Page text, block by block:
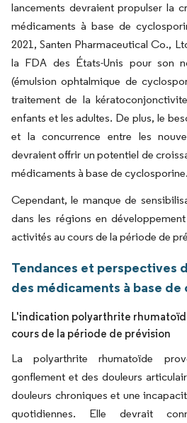
lancements devraient propulser la
médicaments à base de
2021, Santen Pharmaceutical Co.,
la FDA des États-Unis pour son
(émulsion ophtalmique de
traitement de la
enfants et les adultes. De plus, le
et la concurrence entre les
devraient offrir un potentiel de
médicaments à base de cyclosporine.
Cependant, le manque de
dans les régions en
activités au cours de la période de
Tendances et perspectives
des médicaments à base de
L'indication polyarthrite
cours de la période de prévision
La polyarthrite rhumatoïde
gonflement et des douleurs
douleurs chroniques et une
quotidiennes. Elle devrait